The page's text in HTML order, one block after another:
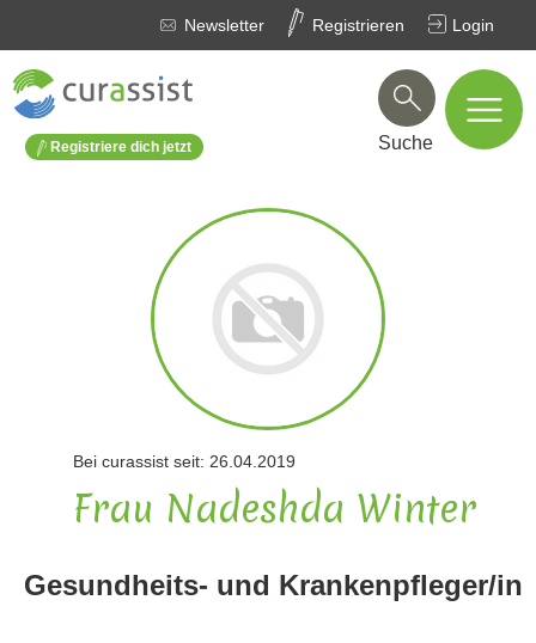
Login
Registrieren
Newsletter
Registriere dich jetzt Suche
Bei curassist seit: 26.04.2019
Frau Nadeshda Winter
Gesundheits- und Krankenpfleger/in